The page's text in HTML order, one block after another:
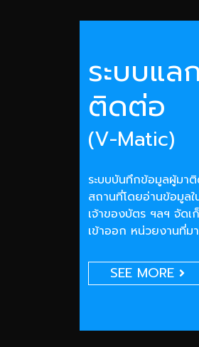
ระบบแล
ติดต่อ
(V-Matic)
ระบบบันทึกข้อมูลผู้มา
สถานที่โดยอ่านข้อมูล
เจ้าของบัตร ฯลฯ จัดเ
เข้าออก หน่วยงานที่ม
SEE MORE